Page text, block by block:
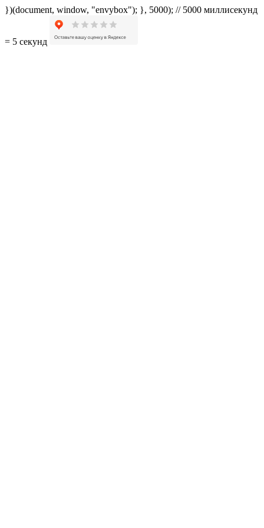
})(document, window, "envybox"); }, 5000); // 5000 миллисекунд
= 5 секунд